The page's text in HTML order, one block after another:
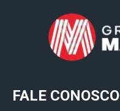
FALE CONOSCO